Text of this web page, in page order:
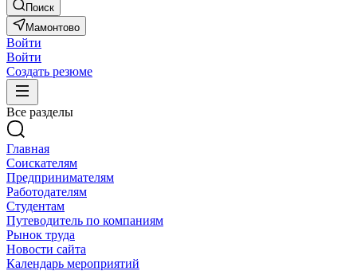
Поиск
Мамонтово
Войти
Войти
Создать резюме
Все разделы
Главная
Соискателям
Предпринимателям
Работодателям
Студентам
Путеводитель по компаниям
Рынок труда
Новости сайта
Календарь мероприятий